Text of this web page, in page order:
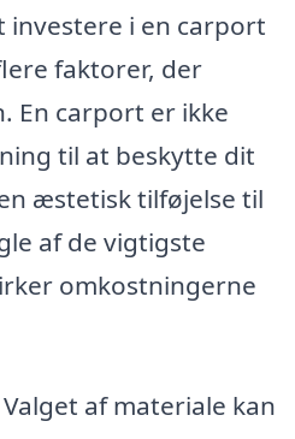
investere i en carport
faktorer, der
En carport er ikke
til at beskytte dit
æstetisk tilføjelse til
af de vigtigste
omkostningerne
Valget af materiale kan